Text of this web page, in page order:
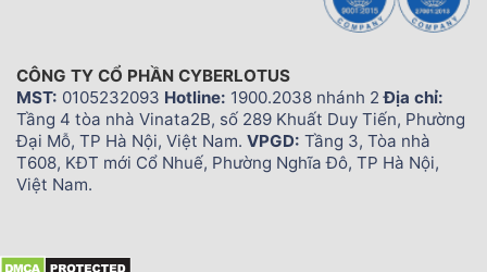
CÔNG TY CỔ PHẦN CYBERLOTUS
MST: 0105232093 Hotline: 1900.2038 nhánh 2Địa chỉ:
Tầng 4 tòa nhà Vinata2B, số 289 Khuất Duy Tiến, Phường
Đại Mỗ, TP Hà Nội, Việt Nam. VPGD: Tầng 3, Tòa nhà
T608, KĐT mới Cổ Nhuế, Phường Nghĩa Đô, TP Hà Nội,
Việt Nam.